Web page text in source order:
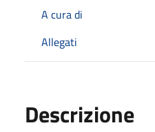
A cura di
Allegati
Descrizione